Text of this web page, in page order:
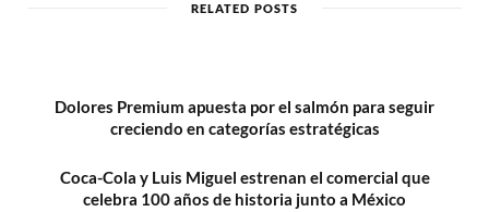
e
RELATED POSTS
Dolores Premium apuesta por el salmón para seguir
creciendo en categorías estratégicas
Coca-Cola y Luis Miguel estrenan el comercial que
celebra 100 años de historia junto a México